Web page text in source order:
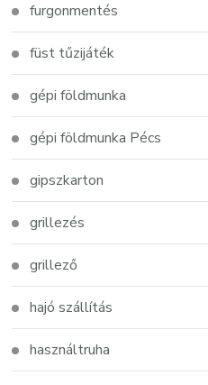
furgonmentés
füst tűzijáték
gépi földmunka
gépi földmunka Pécs
gipszkarton
grillezés
grillező
hajó szállítás
használtruha